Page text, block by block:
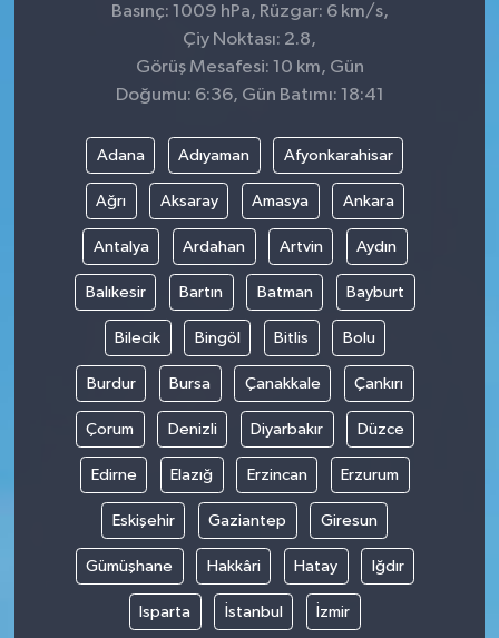
Basınç: 1009 hPa, Rüzgar: 6 km/s,
Çiy Noktası: 2.8,
Görüş Mesafesi: 10 km, Gün
Doğumu: 6:36, Gün Batımı: 18:41
Adana Adıyaman Afyonkarahisar
Ağrı Aksaray Amasya Ankara
Antalya Ardahan Artvin Aydın
Balıkesir Bartın Batman Bayburt
Bilecik Bingöl Bitlis Bolu
Burdur Bursa Çanakkale Çankırı
Çorum Denizli Diyarbakır Düzce
Edirne Elazığ Erzincan Erzurum
Eskişehir Gaziantep Giresun
Gümüşhane Hakkâri Hatay Iğdır
Isparta İstanbul İzmir